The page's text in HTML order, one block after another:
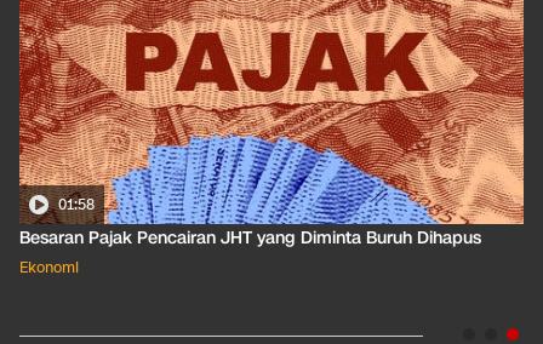
01:50
Apa Arti Peringkat Kredit Indonesia yang Dirilis S&P Global
Dkk?